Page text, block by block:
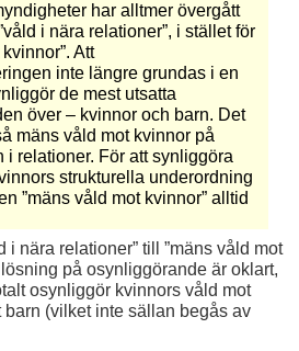
har alltmer övergått
i nära relationer”, i stället för
Att
inte längre grundas i en
de mest utsatta
över – kvinnor och barn. Det
mäns våld mot kvinnor på
i relationer. För att synliggöra
strukturella underordning
”mäns våld mot kvinnor” alltid
i nära relationer” till ”mäns våld mot
på osynliggörande är oklart,
osynliggör kvinnors våld mot
(vilket inte sällan begås av